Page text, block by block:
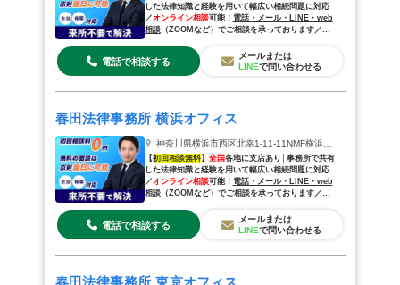
した法律知識と経験を用いて幅広い相続問題に対応
／オンライン相談可能！ 電話・メール・LINE・web
相談（ZOOM など）でご相談を承っております／
所相談
電話で相談する
メールまたは
LINEで問い合わせる
春田法律事務所 横浜オフィス
神奈川県横浜市西区北幸1‐11‐11NMF横浜西口ビル7階
【初回相談無料】 全国各地に支店あり│事務所で共有
した法律知識と経験を用いて幅広い相続問題に対応
／オンライン相談可能！ 電話・メール・LINE・web
相談（ZOOM など）でご相談を承っております／
所相談
電話で相談する
メールまたは
LINEで問い合わせる